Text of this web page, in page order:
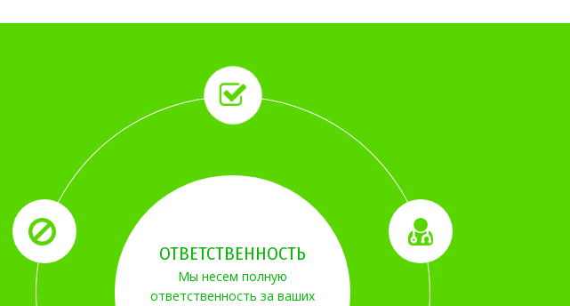
ОТВЕТСТВЕННОСТЬ
Мы несем полную
ответственность за ваших